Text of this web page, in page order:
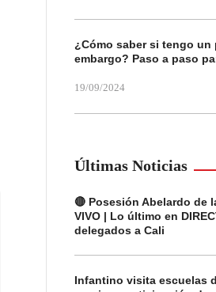
¿Cómo saber si tengo un
embargo? Paso a paso
19/09/2024
Últimas Noticias
🔴 Posesión Abelardo de
VIVO | Lo último en
delegados a Cali
Infantino visita escuelas